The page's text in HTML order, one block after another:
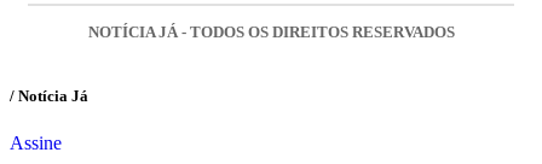
NOTÍCIA JÁ - TODOS OS DIREITOS RESERVADOS
/ Notícia Já
Assine